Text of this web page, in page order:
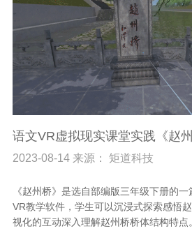
语文VR虚拟现实课堂实践《赵州
2023-08-14 来源： 矩道科技
《赵州桥》是选自部编版三年级下册的
VR教学软件，学生可以沉浸式探索感悟
视化的互动深入理解赵州桥桥体结构特